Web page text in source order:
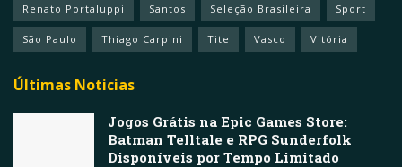
Renato Portaluppi Santos Seleção Brasileira Sport
São Paulo Thiago Carpini Tite Vasco Vitória
Últimas Noticias
Jogos Grátis na Epic Games Store:
Batman Telltale e RPG Sunderfolk
Disponíveis por Tempo Limitado